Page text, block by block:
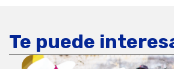
Te puede